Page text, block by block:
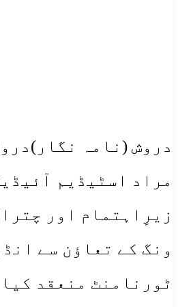
دروش (نامہ
مراد اسٹیڈیم
ٹورنامنٹ منعقد کیا